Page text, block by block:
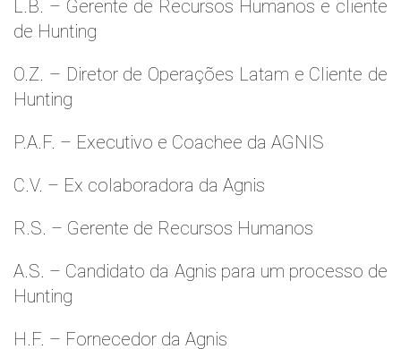
L.B. – Gerente de Recursos Humanos e cliente
de Hunting
O.Z. – Diretor de Operações Latam e Cliente de
Hunting
P.A.F. – Executivo e Coachee da AGNIS
C.V. – Ex colaboradora da Agnis
R.S. – Gerente de Recursos Humanos
A.S. – Candidato da Agnis para um processo de
Hunting
H.F. – Fornecedor da Agnis